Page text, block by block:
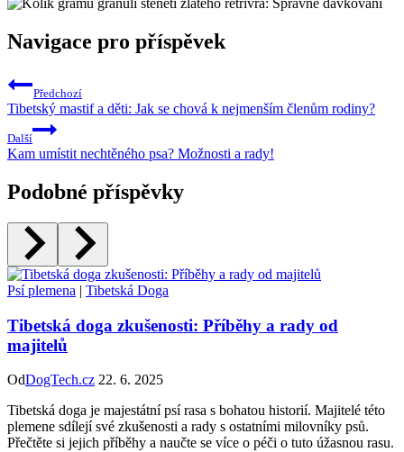
Navigace pro příspěvek
Předchozí
Tibetský mastif a děti: Jak se chová k nejmenším členům rodiny?
Další
Kam umístit nechtěného psa? Možnosti a rady!
Podobné příspěvky
Psí plemena | Tibetská Doga
Tibetská doga zkušenosti: Příběhy a rady od
majitelů
OdDogTech.cz 22. 6. 2025
Tibetská doga je majestátní psí rasa s bohatou historií. Majitelé této
plemene sdílejí své zkušenosti a rady s ostatními milovníky psů.
Přečtěte si jejich příběhy a naučte se více o péči o tuto úžasnou rasu.